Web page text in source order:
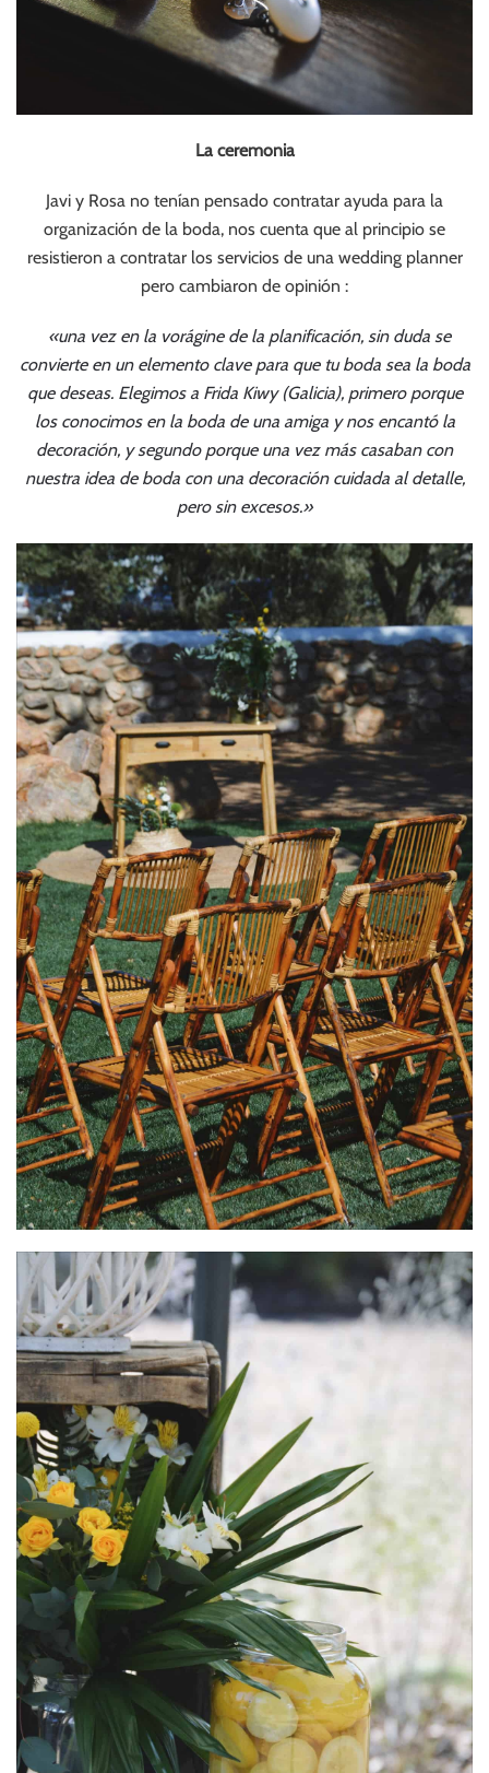
La ceremonia
Javi y Rosa no tenían pensado contratar ayuda para la
organización de la boda, nos cuenta que al principio se
resistieron a contratar los servicios de una wedding planner
pero cambiaron de opinión :
«una vez en la vorágine de la planificación, sin duda se
convierte en un elemento clave para que tu boda sea la boda
que deseas. Elegimos a Frida Kiwy (Galicia), primero porque
los conocimos en la boda de una amiga y nos encantó la
decoración, y segundo porque una vez más casaban con
nuestra idea de boda con una decoración cuidada al detalle,
pero sin excesos.»